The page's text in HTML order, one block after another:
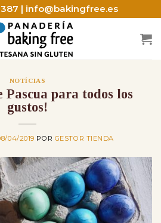
387 | info@bakingfree.es
NOTÍCIAS
Pascua para todos los
gustos!
04/2019 POR GESTOR TIENDA